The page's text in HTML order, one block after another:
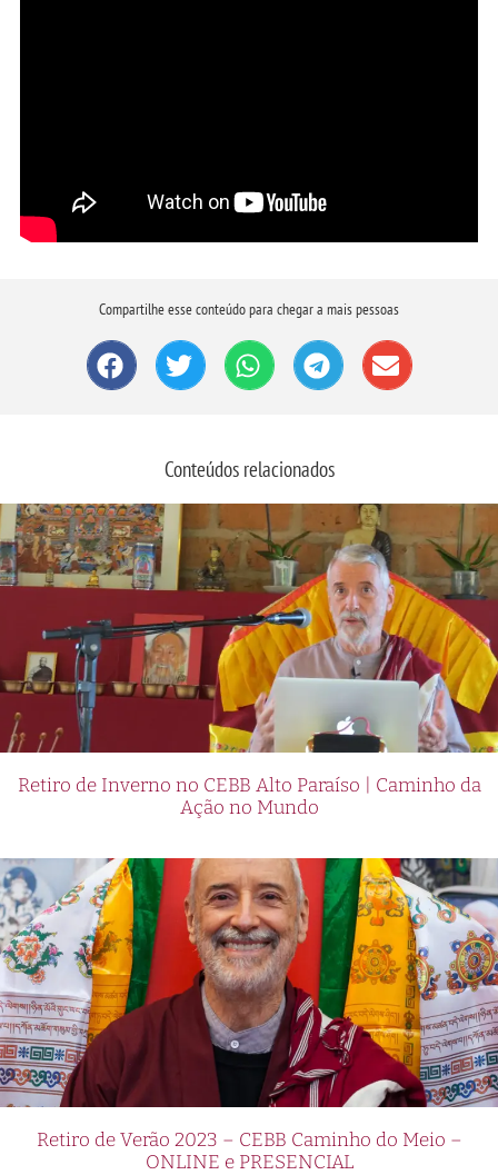
Compartilhe esse conteúdo para chegar a mais pessoas
Conteúdos relacionados
Retiro de Inverno no CEBB Alto Paraíso | Caminho da
Ação no Mundo
Retiro de Verão 2023 – CEBB Caminho do Meio –
ONLINE e PRESENCIAL